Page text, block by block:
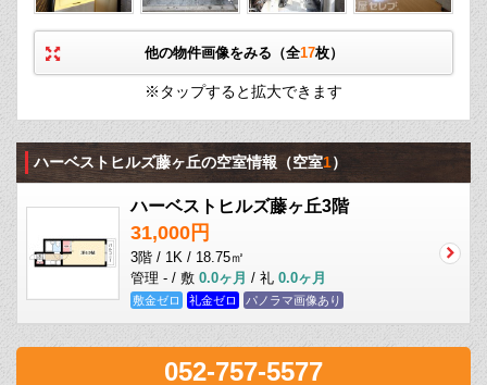
他の物件画像をみる（全17枚）
※タップすると拡大できます
ハーベストヒルズ藤ヶ丘の空室情報 （空室1）
ハーベストヒルズ藤ヶ丘3階
31,000円
3階 / 1K / 18.75㎡
管理 - / 敷 0.0ヶ月 / 礼 0.0ヶ月
敷金ゼロ 礼金ゼロ パノラマ画像あり
052-757-5577